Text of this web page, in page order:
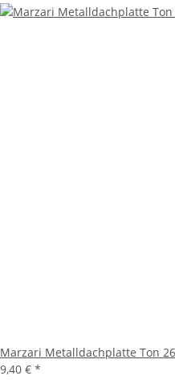
Marzari Metalldachplatte Ton
9,40 € *